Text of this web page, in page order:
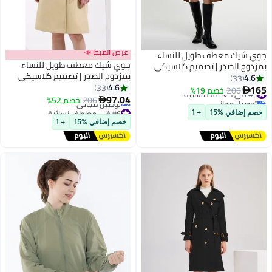
4
جوي شيك معطف طويل للنساء
بمزدوج الصدر | تصميم كلاسيكي
بياقة مقلوبة ونحيل | حزام خصر قابل
للتعديل | لون كاكي | ملابس العمل
الرسمية
4.6
33
165
206 خصم 19% #3 في معاطف نسائية
توصيل مجاني
#3 في معاطف نسائية
خصم إضافي %15 + 1
4
عرض الميجا 📣
جوي شيك معطف طويل للنساء
بمزدوج الصدر | تصميم كلاسيكي
بياقة مقلوبة ونحيل | حزام خصر قابل
للتعديل | لون كاكي | ملابس العمل
الرسمية
4.6
33
97.04
206 خصم 52%
#6 في معاطف نسائية
أقل سعر في 7 يوم
توصيل مجاني
#6 في معاطف نسائية
خصم إضافي %15 + 1